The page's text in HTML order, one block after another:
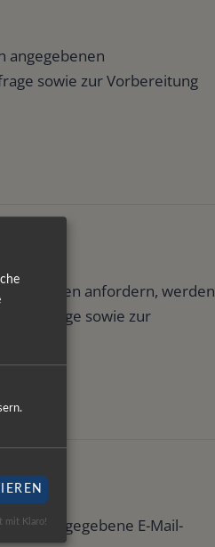
angegebenen
sowie zur Vorbereitung
anfordern, werden
Anfrage sowie zur
angegebene E-Mail-
mit Klaro!